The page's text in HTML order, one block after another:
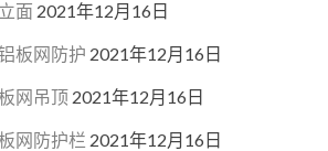
面 2021年12月16日
板网防护 2021年12月16日
网吊顶 2021年12月16日
网防护栏 2021年12月16日